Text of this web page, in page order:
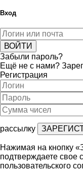
Вход
Забыли пароль?
Ещё не с нами?
Регистрация
рассылку
Нажимая на кнопку
подтверждаете свое
пользовательского